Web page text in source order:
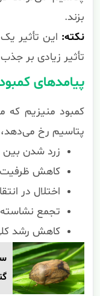
بزند.
نکته: این تأثیر
تأثیر زیادی بر
پیامدهای
کمبود منیزیم
پتاسیم رخ می‌دهد،
زرد شدن بین
کاهش ظرفیت
اختلال در
تجمع
کاهش رشد